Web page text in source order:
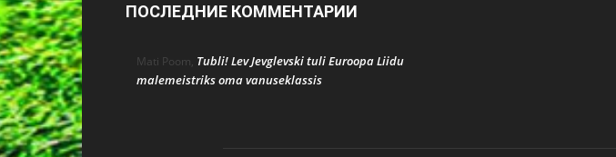
ПОСЛЕДНИЕ КОММЕНТАРИИ
Mati Poom, Tubli! Lev Jevglevski tuli Euroopa Liidu
malemeistriks oma vanuseklassis